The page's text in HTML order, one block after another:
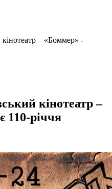
– «Боммер» -
кінотеатр –
110-річчя